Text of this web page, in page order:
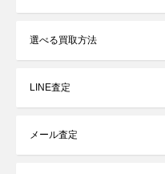
選べる買取方法
LINE査定
メール査定